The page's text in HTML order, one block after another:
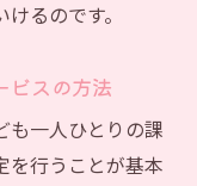
るのです。
ビスの方法
も一人ひとりの課
を行うことが基本